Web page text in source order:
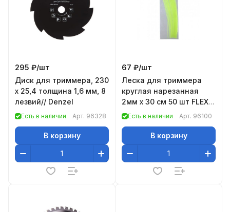
295 ₽/шт
Диск для триммера, 230
х 25,4 толщина 1,6 мм, 8
лезвий// Denzel
Есть в наличии Арт. 96328
В корзину
67 ₽/шт
Леска для триммера
круглая нарезанная
2мм х 30 см 50 шт FLEX
CORD// Denzel
Есть в наличии Арт. 96100
В корзину